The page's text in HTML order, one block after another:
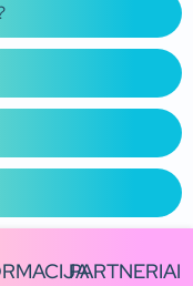
PARTNERIAI